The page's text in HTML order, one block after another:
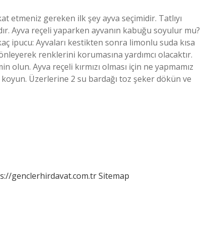
etmeniz gereken ilk şey ayva seçimidir. Tatlıyı
Ayva reçeli yaparken ayvanın kabuğu soyulur mu?
ipucu: Ayvaları kestikten sonra limonlu suda kısa
renklerini korumasına yardımcı olacaktır.
Ayva reçeli kırmızı olması için ne yapmamız
koyun. Üzerlerine 2 su bardağı toz şeker dökün ve
genclerhirdavat.com.trSitemap